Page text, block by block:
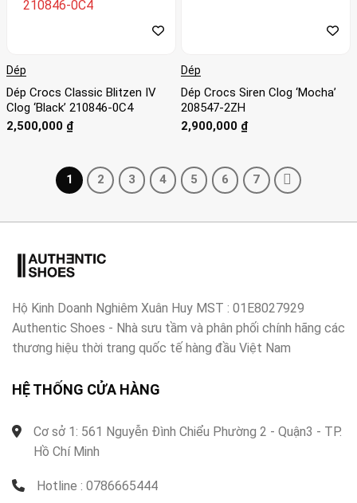
Dép
Dép Crocs Classic Blitzen IV
Clog ‘Black’ 210846-0C4
2,500,000 ₫
Dép
Dép Crocs Siren Clog ‘Mocha’
208547-2ZH
2,900,000 ₫
1 2 3 4 5 6 7
Hộ Kinh Doanh Nghiêm Xuân Huy MST : 01E8027929
Authentic Shoes - Nhà sưu tầm và phân phối chính hãng các
thương hiệu thời trang quốc tế hàng đầu Việt Nam
HỆ THỐNG CỬA HÀNG
Cơ sở 1: 561 Nguyễn Đình Chiểu Phường 2 - Quận3 - TP.
Hồ Chí Minh
Hotline : 0786665444